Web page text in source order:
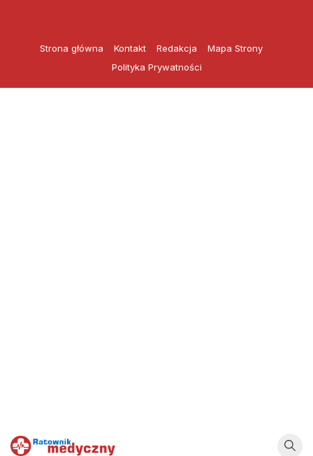
Strona główna Kontakt Redakcja
Mapa Strony
Polityka Prywatności